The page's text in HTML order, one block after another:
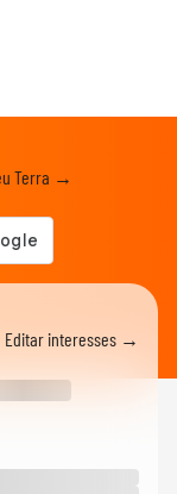
Terra →
Editar interesses →